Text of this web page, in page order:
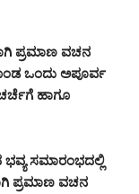
ಪ್ರಮಾಣ ವಚನ
ಒಂದು ಅಪೂರ್ವ
ಹಾಗೂ
ಸಮಾರಂಭದಲ್ಲಿ
ಪ್ರಮಾಣ ವಚನ